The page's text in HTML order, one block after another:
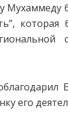
Мухаммеду
которая
его